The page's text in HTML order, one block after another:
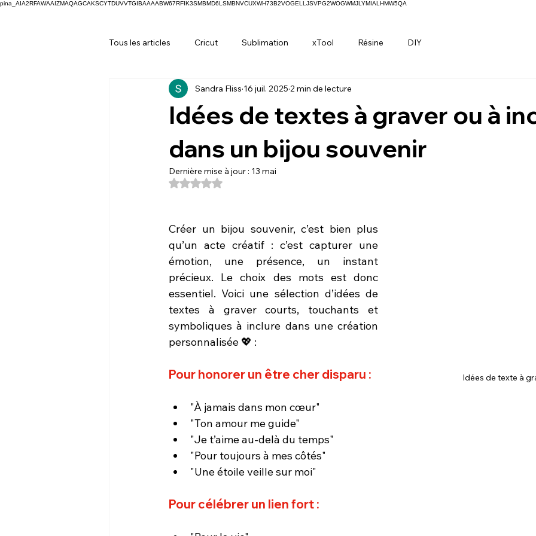
pina_AIA2RFAWAAIZMAQAGCAKSCYTDUVVTGIBAAAABW67RFIK3SMBMD6LSMBNVCUXWH73B2VOGELLJSVPG2WOGWMJLYMIALHMW5QA
Tous les articles Cricut Sublimation xTool Résine DIY
Idées de textes à graver ou à
dans un bijou souvenir
Sandra Fliss 16 juil. 2025 2 min de lecture
Dernière mise à jour : 13 mai
Noté NaN étoiles sur 5.
Idées de texte à
Créer un bijou souvenir, c’est bien plus
qu’un acte créatif : c’est capturer une
émotion, une présence, un instant
précieux. Le choix des mots est donc
essentiel. Voici une sélection d’idées de
textes à graver courts, touchants et
symboliques à inclure dans une création
personnalisée 💖 :
Pour honorer un être cher disparu :
"À jamais dans mon cœur"
"Ton amour me guide"
"Je t’aime au-delà du temps"
"Pour toujours à mes côtés"
"Une étoile veille sur moi"
Pour célébrer un lien fort :